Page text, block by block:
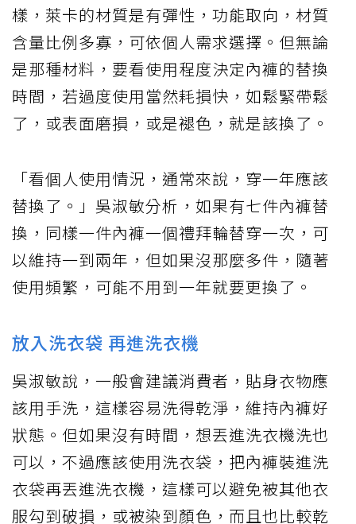
樣，萊卡的材質是有彈性，功能取向，材質
含量比例多寡，可依個人需求選擇。但無論
是那種材料，要看使用程度決定內褲的替換
時間，若過度使用當然耗損快，如鬆緊帶鬆
了，或表面磨損，或是褪色，就是該換了。
「看個人使用情況，通常來說，穿一年應該
替換了。」吳淑敏分析，如果有七件內褲替
換，同樣一件內褲一個禮拜輪替穿一次，可
以維持一到兩年，但如果沒那麼多件，隨著
使用頻繁，可能不用到一年就要更換了。
放入洗衣袋 再進洗衣機
吳淑敏說，一般會建議消費者，貼身衣物應
該用手洗，這樣容易洗得乾淨，維持內褲好
狀態。但如果沒有時間，想丟進洗衣機洗也
可以，不過應該使用洗衣袋，把內褲裝進洗
衣袋再丟進洗衣機，這樣可以避免被其他衣
服勾到破損，或被染到顏色，而且也比較乾